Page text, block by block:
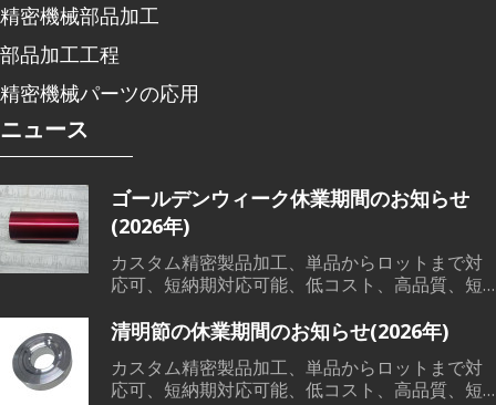
精密機械部品加工
部品加工工程
精密機械パーツの応用
ニュース
ゴールデンウィーク休業期間のお知らせ
(2026年)
カスタム精密製品加工、単品からロットまで対
応可、短納期対応可能、低コスト、高品質、短
造など素材から、切削加工、熱処理、表面処理
までワンストップサービス対応可能です。
清明節の休業期間のお知らせ(2026年)
カスタム精密製品加工、単品からロットまで対
応可、短納期対応可能、低コスト、高品質、短